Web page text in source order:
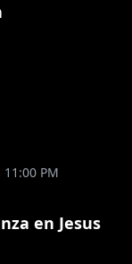
11:00 PM
en Jesus